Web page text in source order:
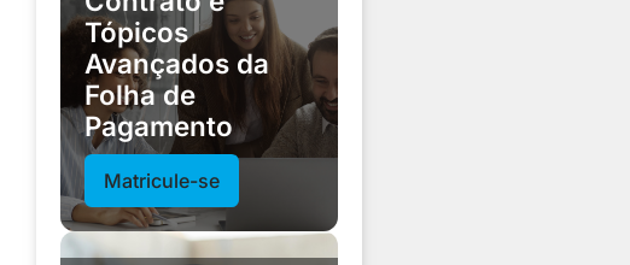
Tópicos
Avançados da
Folha de
Pagamento
Matricule-se